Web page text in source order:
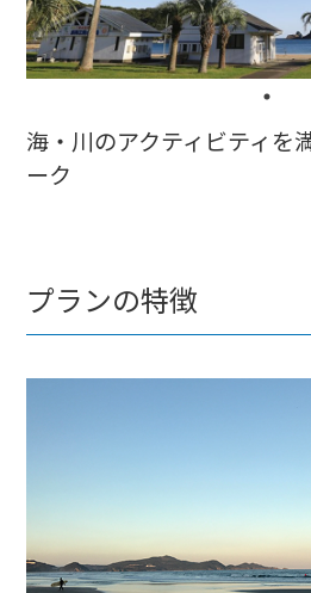
海・川のアクティビティを
ーク
プランの特徴